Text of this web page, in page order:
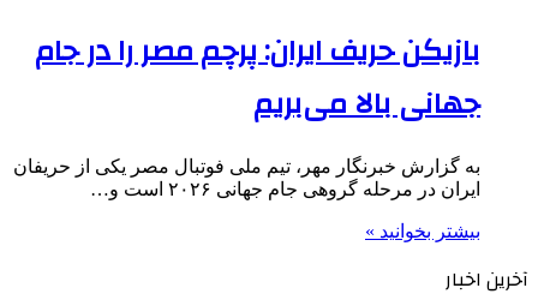
بازیکن حریف ایران: پرچم مصر را در جام
جهانی بالا می‌بریم
به گزارش خبرنگار مهر، تیم ملی فوتبال مصر یکی از حریفان
ایران در مرحله گروهی جام جهانی ۲۰۲۶ است و…
بیشتر بخوانید »
آخرین اخبار